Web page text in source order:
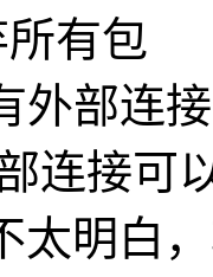
有包
外部连
连接可
太明白